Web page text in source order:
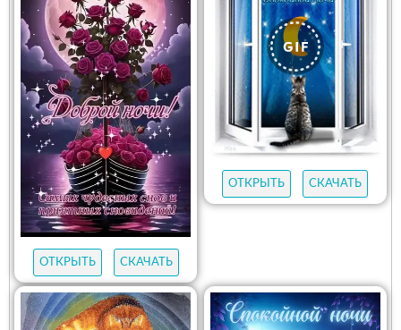
ОТКРЫТЬ СКАЧАТЬ
ОТКРЫТЬ СКАЧАТЬ